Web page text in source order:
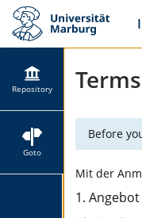
Repository
Goto
Before
Mit der
1. Angebot